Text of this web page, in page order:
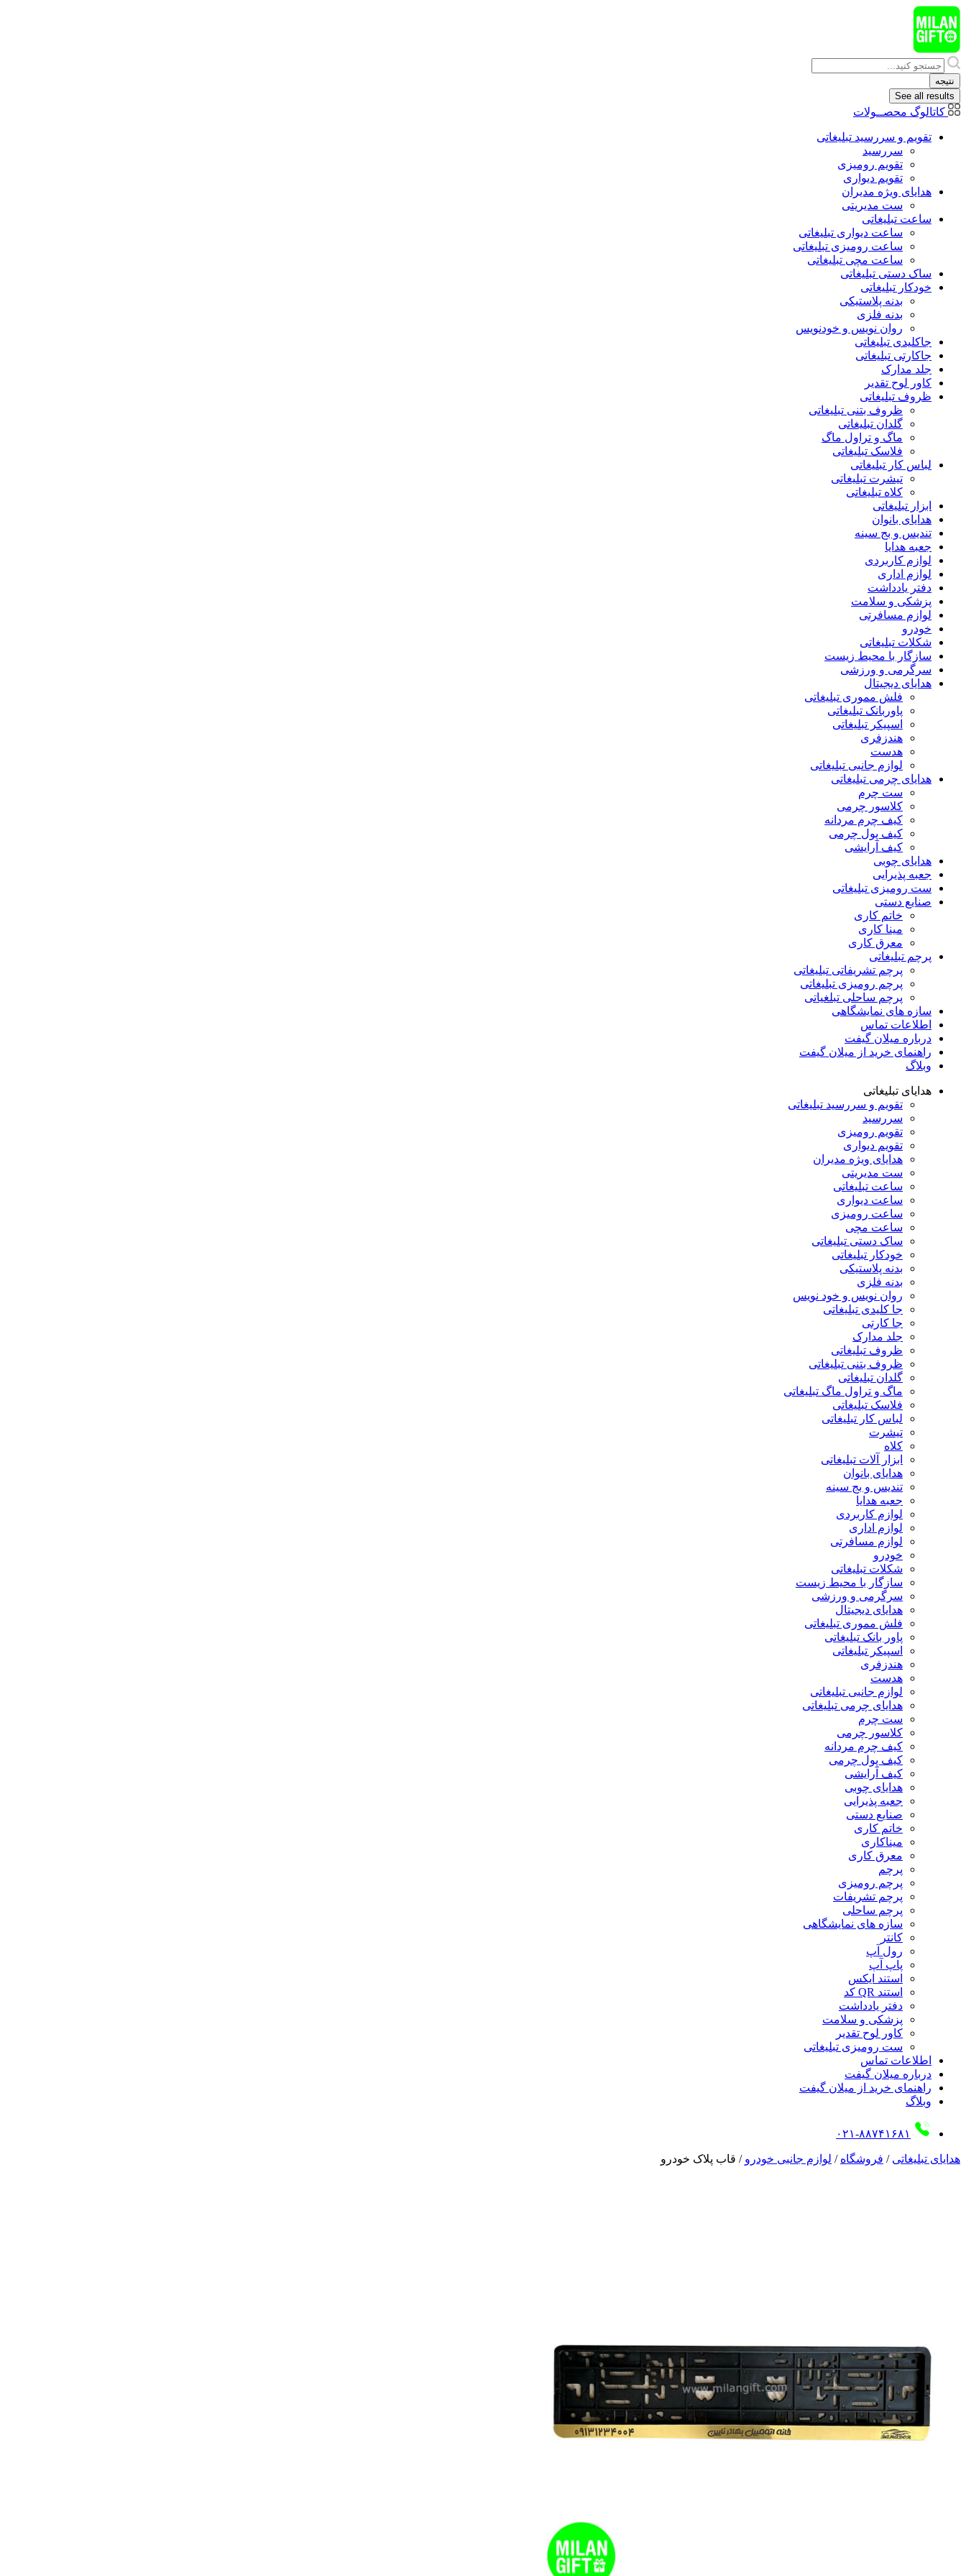
پرش
به
محتوا
Search
...
نتیجه
See all results
کاتالوگ محصــولات
تقویم و سررسید تبلیغاتی
سررسید
تقویم رومیزی
تقویم دیواری
هدایای ويژه مدیران
ست مدیریتی
ساعت تبلیغاتی
ساعت دیواری تبلیغاتی
ساعت رومیزی تبلیغاتی
ساعت مچی تبلیغاتی
ساک دستی تبلیغاتی
خودکار تبلیغاتی
بدنه پلاستیکی
بدنه فلزی
روان نویس و خودنویس
جاکلیدی تبلیغاتی
جاکارتی تبلیغاتی
جلد مدارک
کاور لوح تقدیر
ظروف تبلیغاتی
ظروف بتنی تبلیغاتی
گلدان تبلیغاتی
ماگ و تراول ماگ
فلاسک تبلیغاتی
لباس کار تبلیغاتی
تیشرت تبلیغاتی
کلاه تبلیغاتی
ابزار تبلیغاتی
هدایای بانوان
تندیس و بج سینه
جعبه هدایا
لوازم کاربردی
لوازم اداری
دفتر یادداشت
پزشکی و سلامت
لوازم مسافرتی
خودرو
شکلات تبلیغاتی
سازگار با محیط زیست
سرگرمی و ورزشی
هدایای دیجیتال
فلش مموری تبلیغاتی
پاوربانک تبلیغاتی
اسپیکر تبلیغاتی
هندزفری
هدست
لوازم جانبی تبلیغاتی
هدایای چرمی تبلیغاتی
ست چرم
کلاسور چرمی
کیف چرم مردانه
کیف پول چرمی
کیف آرایشی
هدایای چوبی
جعبه پذیرایی
ست رومیزی تبلیغاتی
صنایع دستی
خاتم کاری
مینا کاری
معرق کاری
پرچم تبلیغاتی
پرچم تشریفاتی تبلیغاتی
پرچم رومیزی تبلیغاتی
پرچم ساحلی تبلغیاتی
سازه های نمایشگاهی
اطلاعات تماس
درباره میلان گیفت
راهنمای خرید از میلان گیفت
وبلاگ
هدایای تبلیغاتی
تقویم و سررسید تبلیغاتی
سررسید
تقویم رومیزی
تقویم دیواری
هدایای ویژه مدیران
ست مدیریتی
ساعت تبلیغاتی
ساعت دیواری
ساعت رومیزی
ساعت مچی
ساک دستی تبلیغاتی
خودکار تبلیغاتی
بدنه پلاستیکی
بدنه فلزی
روان نویس و خود نویس
جا کلیدی تبلیغاتی
جا کارتی
جلد مدارک
ظروف تبلیغاتی
ظروف بتنی تبلیغاتی
گلدان تبلیغاتی
ماگ و تراول ماگ تبلیغاتی
فلاسک تبلیغاتی
لباس کار تبلیغاتی
تیشرت
کلاه
ابزار آلات تبلیغاتی
هدایای بانوان
تندیس و بج سینه
جعبه هدایا
لوازم کاربردی
لوازم اداری
لوازم مسافرتی
خودرو
شکلات تبلیغاتی
سازگار با محیط زیست
سرگرمی و ورزشی
هدایای دیجیتال
فلش مموری تبلیغاتی
پاور بانک تبلیغاتی
اسپیکر تبلیغاتی
هندزفری
هدست
لوازم جانبی تبلیغاتی
هدایای چرمی تبلیغاتی
ست چرم
کلاسور چرمی
کیف چرم مردانه
کیف پول چرمی
کیف آرایشی
هدایای چوبی
جعبه پذیرایی
صنایع دستی
خاتم کاری
میناکاری
معرق کاری
پرچم
پرچم رومیزی
پرچم تشریفات
پرچم ساحلی
سازه های نمایشگاهی
کانتر
رول آپ
پاپ آپ
استند ایکس
استند QR کد
دفتر یادداشت
پزشکی و سلامت
کاور لوح تقدیر
ست رومیزی تبلیغاتی
اطلاعات تماس
درباره میلان گیفت
راهنمای خرید از میلان گیفت
وبلاگ
۰۲۱-۸۸۷۴۱۶۸۱
هدایای تبلیغاتی / فروشگاه / لوازم جانبی خودرو / قاب پلاک خودرو